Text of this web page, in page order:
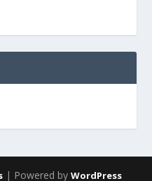
| Powered by WordPress